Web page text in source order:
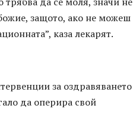
защото, ако не можеш
каза лекарят.
за оздравяването
да оперира свой